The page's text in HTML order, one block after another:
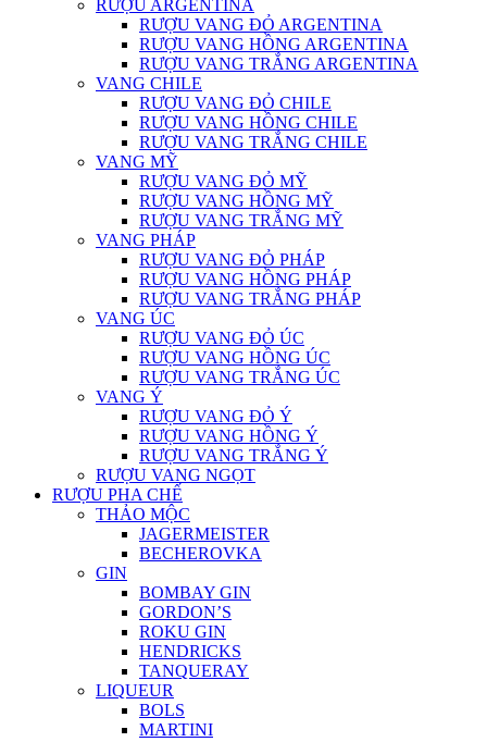
RƯỢU ARGENTINA
RƯỢU VANG ĐỎ ARGENTINA
RƯỢU VANG HỒNG ARGENTINA
RƯỢU VANG TRẮNG ARGENTINA
VANG CHILE
RƯỢU VANG ĐỎ CHILE
RƯỢU VANG HỒNG CHILE
RƯỢU VANG TRẮNG CHILE
VANG MỸ
RƯỢU VANG ĐỎ MỸ
RƯỢU VANG HỒNG MỸ
RƯỢU VANG TRẮNG MỸ
VANG PHÁP
RƯỢU VANG ĐỎ PHÁP
RƯỢU VANG HỒNG PHÁP
RƯỢU VANG TRẮNG PHÁP
VANG ÚC
RƯỢU VANG ĐỎ ÚC
RƯỢU VANG HỒNG ÚC
RƯỢU VANG TRẮNG ÚC
VANG Ý
RƯỢU VANG ĐỎ Ý
RƯỢU VANG HỒNG Ý
RƯỢU VANG TRẮNG Ý
RƯỢU VANG NGỌT
RƯỢU PHA CHẾ
THẢO MỘC
JAGERMEISTER
BECHEROVKA
GIN
BOMBAY GIN
GORDON’S
ROKU GIN
HENDRICKS
TANQUERAY
LIQUEUR
BOLS
MARTINI